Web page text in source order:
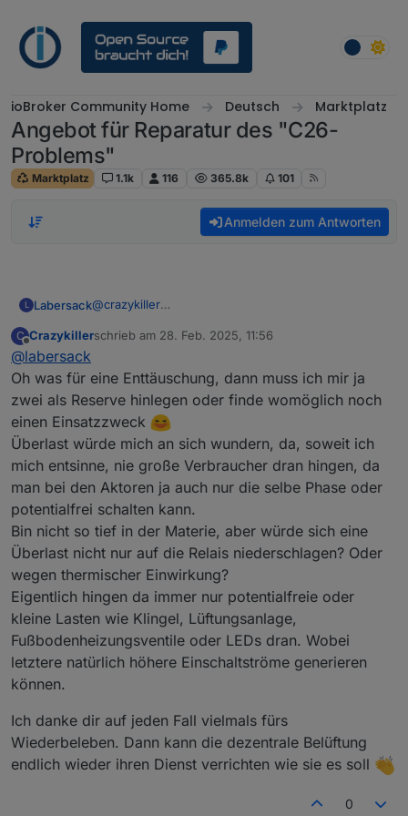
ioBroker Community Home Deutsch Marktplatz
Angebot für Reparatur des "C26-
Problems"
Marktplatz 1.1k 116 365.8k 101
Anmelden zum Antworten
L Labersack@crazykiller
von drei....
weitere Kondensatoren gewechselt, und jetzt
funktionieren alle drei wieder, tut mir leid ;-)
Der dritte, der durchgebrannte Teile hatte, wurde
Den würde ich etwas kritischer beobachten, weil
der nicht den normalen C26-Fehler (hier C7-Fehler)
hatte, sondern nach meiner Meinung durch
Überlastung ausfiel. Habe ihn jetzt erfolgreich paar
Stunden mit 35W-Lampen getestet, aber wie
gesagt, der war anders defekt als normalerweise.
C
Offline
Crazykillerschrieb am 28. Feb. 2025, 11:56
zuletzt editiert von
@labersack
Oh was für eine Enttäuschung, dann muss ich mir ja
zwei als Reserve hinlegen oder finde womöglich noch
einen Einsatzzweck
Überlast würde mich an sich wundern, da, soweit ich
mich entsinne, nie große Verbraucher dran hingen, da
man bei den Aktoren ja auch nur die selbe Phase oder
potentialfrei schalten kann.
Bin nicht so tief in der Materie, aber würde sich eine
Überlast nicht nur auf die Relais niederschlagen? Oder
wegen thermischer Einwirkung?
Eigentlich hingen da immer nur potentialfreie oder
kleine Lasten wie Klingel, Lüftungsanlage,
Fußbodenheizungsventile oder LEDs dran. Wobei
letztere natürlich höhere Einschaltströme generieren
können.
Ich danke dir auf jeden Fall vielmals fürs
Wiederbeleben. Dann kann die dezentrale Belüftung
endlich wieder ihren Dienst verrichten wie sie es soll
0